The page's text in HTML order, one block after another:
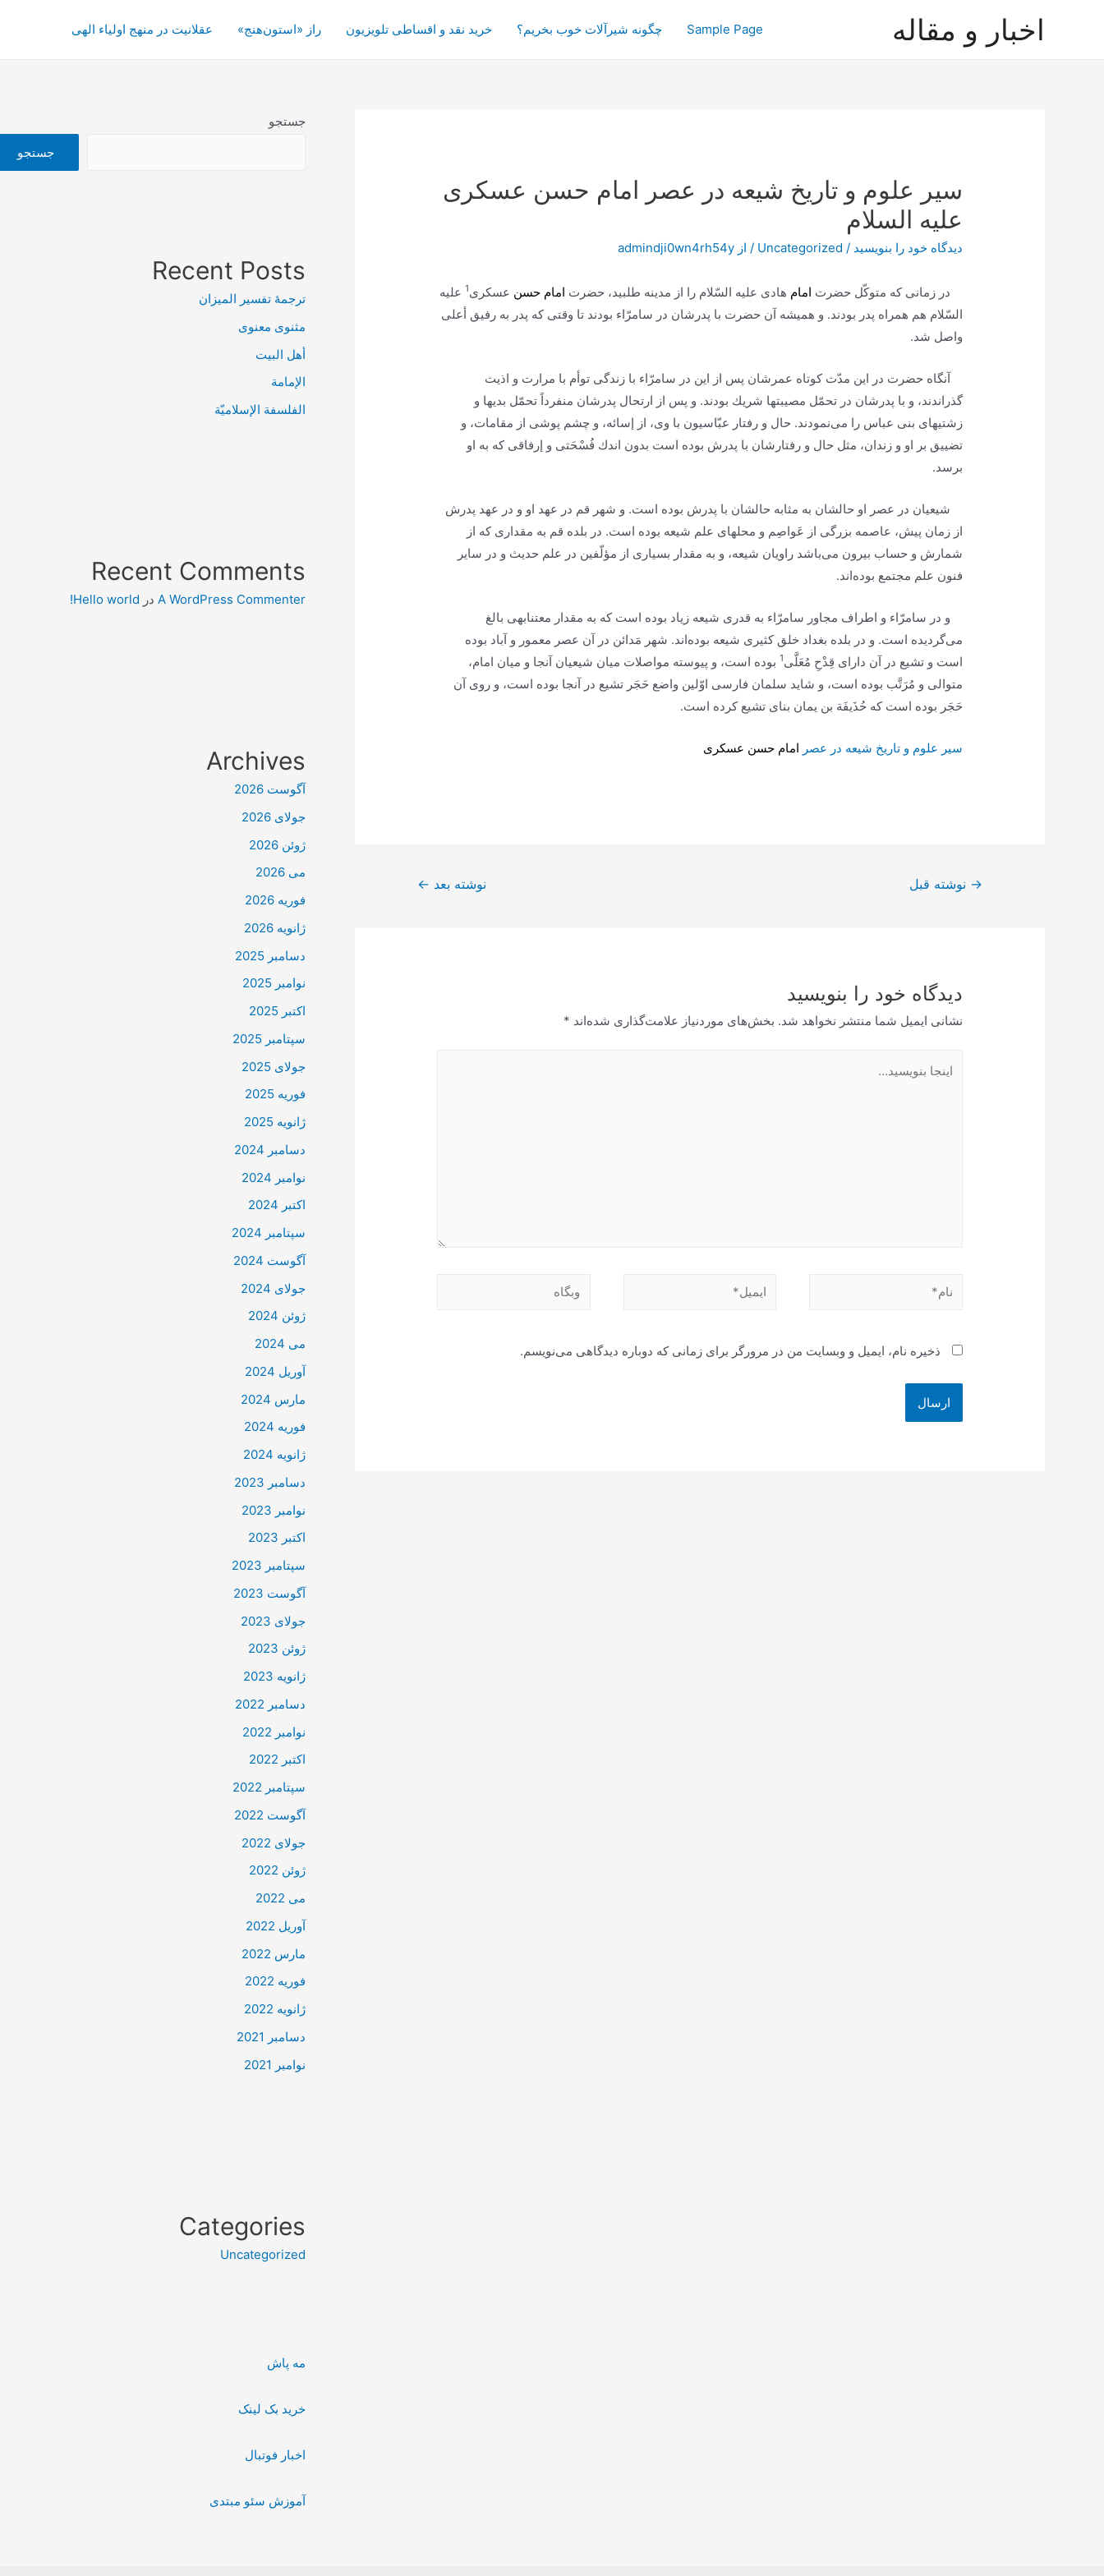
اخبار و مقاله Sample Page چگونه شیرآلات خوب بخریم؟ خرید نقد و اقساطی تلویزیون راز «استون‌هنج» عقلانیت در منهج اولیاء الهی
سیر علوم و تاریخ شیعه در عصر امام حسن عسكرى
علیه السلام
دیدگاه‌ خود را بنویسید /
Uncategorized / از admindji0wn4rh54y
در زمانى كه متوكّل حضرت امام هادى علیه السّلام را از مدینه طلبید، حضرت امام حسن عسكرى1 علیه
السّلام هم همراه پدر بودند. و همیشه آن حضرت با پدرشان در سامرّاء بودند تا وقتى كه پدر به رفیق أعلى
واصل شد.
آنگاه حضرت در این مدّت كوتاه عمرشان پس از این در سامرّاء با زندگى توأم با مرارت و اذیت
گذراندند، و با پدرشان در تحمّل مصیبتها شریك بودند. و پس از ارتحال پدرشان منفرداً تحمّل بدیها و
زشتیهاى بنى عباس را مى‌نمودند. حال و رفتار عبّاسیون با وى، از إسائه، و چشم پوشى از مقامات، و
تضییق بر او و زندان، مثل حال و رفتارشان با پدرش بوده است بدون اندك فُسْحَتى و إرفاقى كه به او
برسد.
شیعیان در عصر او حالشان به مثابه حالشان با پدرش بوده است. و شهر قم در عهد او و در عهد پدرش
از زمان پیش، عاصمه بزرگى از عَواصِم و محلهاى علم‌ شیعه بوده است. در بلده قم به مقدارى كه از
شمارش و حساب بیرون مى‌باشد راویان شیعه، و به مقدار بسیارى از مؤلّفین در علم حدیث و در سایر
فنون علم مجتمع بوده‌اند.
و در سامرّاء و اطراف مجاور سامرّاء به قدرى شیعه زیاد بوده است كه به مقدار معتنابهى بالغ
مى‌گردیده است. و در بلده بغداد خلق كثیرى شیعه بوده‌اند. شهر مَدائن در آن عصر معمور و آباد بوده
است و تشیع در آن داراى قِدْحِ مُعَلَّى‌1 بوده است، و پیوسته مواصلات میان شیعیان آنجا و میان امام،
متوالى و مُرَتَّب بوده است، و شاید سلمان فارسى اوّلین واضع حَجَر تشیع در آنجا بوده است، و روى آن
حَجَر بوده است كه حُذَیفَة بن یمان بناى تشیع كرده است.
سیر علوم و تاریخ شیعه در عصر امام حسن عسكرى
→ نوشته قبل نوشته بعد ←
دیدگاه‌ خود را بنویسید
نشانی ایمیل شما منتشر نخواهد شد. بخش‌های موردنیاز علامت‌گذاری شده‌اند *
بنویسید…
نام* ایمیل* وبگاه
ذخیره نام، ایمیل و وبسایت من در مرورگر برای زمانی که دوباره دیدگاهی می‌نویسم.
جستجو
جستجو
Recent Posts
ترجمۀ تفسیر المیزان
مثنوی معنوی
أهل البيت
الإمامة
الفلسفة الإسلاميّة
Recent Comments
A WordPress Commenter در Hello world!
Archives
آگوست 2026
جولای 2026
ژوئن 2026
می 2026
فوریه 2026
ژانویه 2026
دسامبر 2025
نوامبر 2025
اکتبر 2025
سپتامبر 2025
جولای 2025
فوریه 2025
ژانویه 2025
دسامبر 2024
نوامبر 2024
اکتبر 2024
سپتامبر 2024
آگوست 2024
جولای 2024
ژوئن 2024
می 2024
آوریل 2024
مارس 2024
فوریه 2024
ژانویه 2024
دسامبر 2023
نوامبر 2023
اکتبر 2023
سپتامبر 2023
آگوست 2023
جولای 2023
ژوئن 2023
ژانویه 2023
دسامبر 2022
نوامبر 2022
اکتبر 2022
سپتامبر 2022
آگوست 2022
جولای 2022
ژوئن 2022
می 2022
آوریل 2022
مارس 2022
فوریه 2022
ژانویه 2022
دسامبر 2021
نوامبر 2021
Categories
Uncategorized
مه پاش
خرید بک لینک
اخبار فوتبال
آموزش سئو مبتدی